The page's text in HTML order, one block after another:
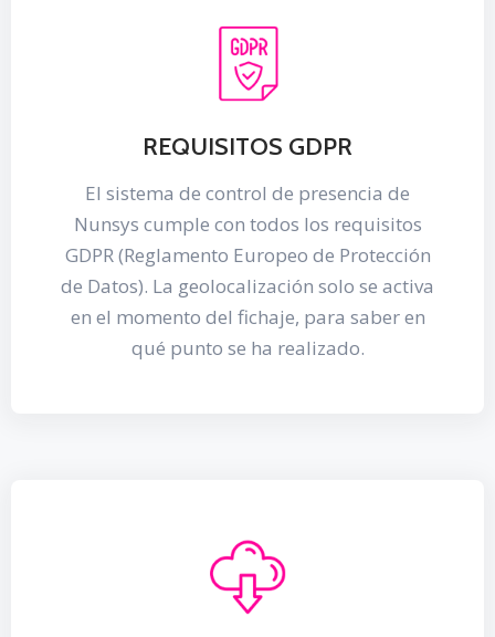
REQUISITOS GDPR
El sistema de control de presencia de
Nunsys cumple con todos los requisitos
GDPR (Reglamento Europeo de Protección
de Datos). La geolocalización solo se activa
en el momento del fichaje, para saber en
qué punto se ha realizado.